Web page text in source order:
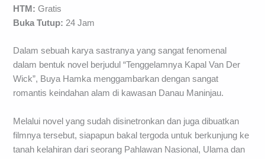
HTM: Gratis
Buka Tutup: 24 Jam
Dalam sebuah karya sastranya yang sangat fenomenal
dalam bentuk novel berjudul “Tenggelamnya Kapal Van Der
Wick”, Buya Hamka menggambarkan dengan sangat
romantis keindahan alam di kawasan Danau Maninjau.
Melalui novel yang sudah disinetronkan dan juga dibuatkan
filmnya tersebut, siapapun bakal tergoda untuk berkunjung ke
tanah kelahiran dari seorang Pahlawan Nasional, Ulama dan